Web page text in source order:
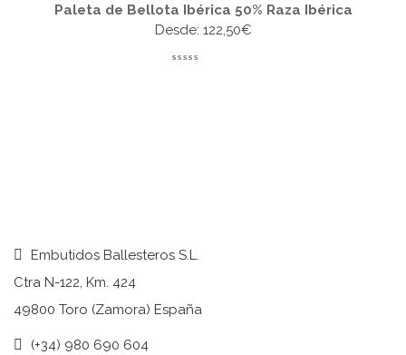
Paleta de Bellota Ibérica 50% Raza Ibérica
Desde: 122,50€
Embutidos Ballesteros S.L.
Ctra N-122, Km. 424
49800 Toro (Zamora) España
(+34) 980 690 604